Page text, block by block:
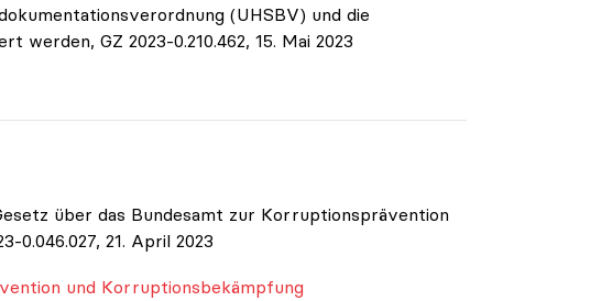
(UHSBV) und die
werden, GZ 2023-0.210.462, 15. Mai 2023
über das Bundesamt zur Korruptionsprävention
0.046.027, 21. April 2023
und Korruptionsbekämpfung